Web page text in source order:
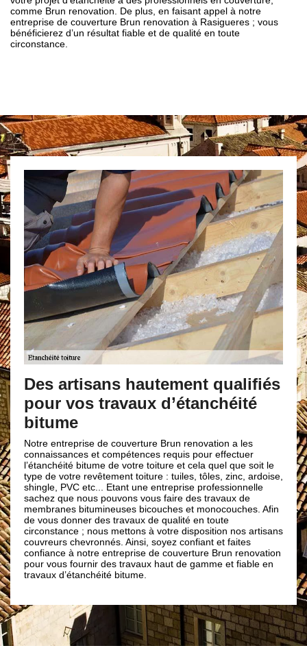
comme Brun renovation. De plus, en faisant appel à notre
entreprise de couverture Brun renovation à Rasigueres ; vous
bénéficierez d’un résultat fiable et de qualité en toute
circonstance.
qualifiés
renovation a les
pour effectuer
et cela quel que soit le
tuiles, tôles, zinc, ardoise,
professionnelle
des travaux de
et monocouches. Afin
en toute
disposition nos artisans
confiant et faites
Brun renovation
de gamme et fiable en
Tout pour l’étanchéité
avec Brun renovation
Notre entreprise de couverture est
des travaux d’étanchéité de toit à
préserver la qualité de votre toiture et pour
durer dans le temps. Cette étanchéité
de vos matériaux de couverture et
performance de vos tuiles. Pour s’assurer
ait une étanchéité optimale, nous
couches de matériaux ou de produits qui
eaux de s’infiltrer sur votre toit. Nos
connaissent parfaitement les méthodes
type de toiture, il vous suffit de faire
compétences.